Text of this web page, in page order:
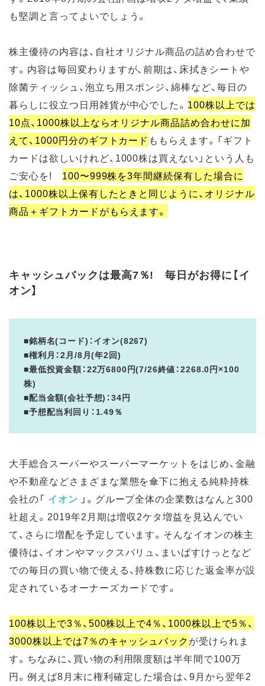
も堅調と言ってよいでしょう。
株主優待の内容は、自社オリジナル商品の詰め合わせで
す。内容は毎回変わりますが、前期は、床拭きシートや
除菌ティッシュ、泡立ち用スポンジ、綿棒など、毎日の
暮らしに役立つ日用雑貨が中心でした。 100株以上では
10点、1000株以上ならオリジナル商品詰め合わせに加
えて、1000円分のギフトカード ももらえます。「ギフト
カードは欲しいけれど、1000株は買えない」という人も
ご安心を! 100〜999株を3年間継続保有した場合に
は、1000株以上保有したときと同じように、オリジナル
商品＋ギフトカードがもらえます。
キャッシュバックは最高7％! 毎日がお得に【イ
オン】
■銘柄名(コード)：イオン(8267)
■権利月：2月/8月(年2回)
■最低投資金額：22万6800円(7/26終値：2268.0円×100
株)
■配当金額(会社予想)：34円
■予想配当利回り：1.49％
大手総合スーパーやスーパーマーケットをはじめ、金融
や不動産などさまざまな業態を傘下に抱える純粋持株
会社の「 イオン 」。グループ全体の企業数はなんと300
社超え。2019年2月期は増収2ケタ増益を見込んでい
て、さらに増配を予定しています。そんなイオンの株主
優待は、イオンやマックスバリュ、まいばすけっとなど
での毎日の買い物で使える、持株数に応じた返金率が設
定されているオーナーズカードです。
100株以上で3％、500株以上で4％、1000株以上で5％、
3000株以上では7％のキャッシュバックが受けられま
す。ちなみに、買い物の利用限度額は半年間で100万
円。例えば8月末に権利確定した場合は、9月から翌年2